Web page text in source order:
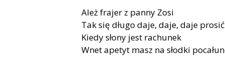
Ależ frajer z panny Zosi
Tak się długo daje, daje, daje prosić
Kiedy słony jest rachunek
Wnet apetyt masz na słodki